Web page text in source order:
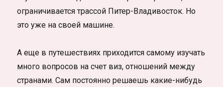
ограничивается трассой Питер-Владивосток. Но
это уже на своей машине.
А еще в путешествиях приходится самому изучать
много вопросов на счет виз, отношений между
странами. Сам постоянно решаешь какие-нибудь